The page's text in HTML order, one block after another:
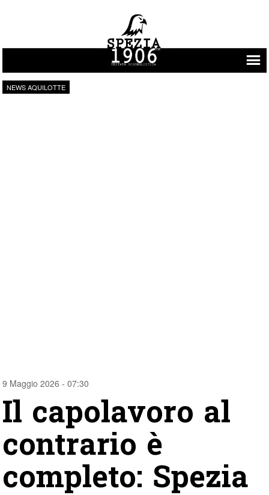
Vai al contenuto
NEWS AQUILOTTE
9 Maggio 2026 - 07:30
Il capolavoro al
contrario è
completo: Spezia